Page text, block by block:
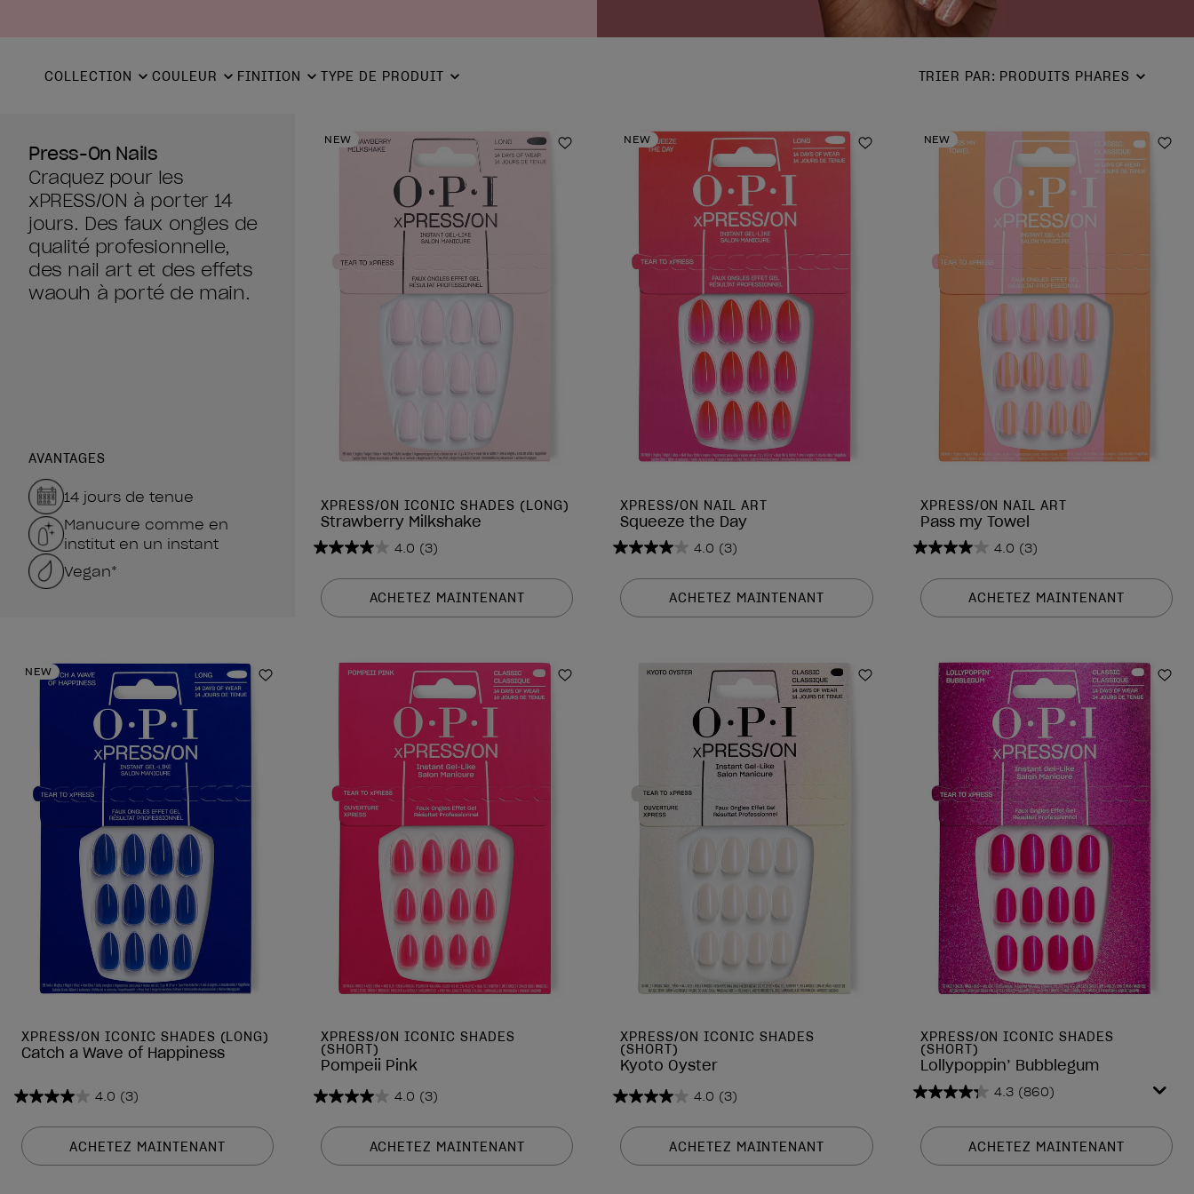
COLLECTION COULEUR FINITION TYPE DE PRODUIT TRIER PAR: PRODUITS PHARES
Press-On Nails
Craquez pour les
xPRESS/ON à porter 14
jours. Des faux ongles de
qualité profesionnelle,
des nail art et des effets
waouh à porté de main.
AVANTAGES
14 jours de tenue
Manucure comme en
institut en un instant
Vegan*
NEW
Ajouter aux favoris
XPRESS/ON ICONIC SHADES (LONG)
Strawberry Milkshake
4.0 (3)
4.0
sur
5
étoiles.
ACHETEZ MAINTENANT
NEW
Ajouter aux favoris
XPRESS/ON NAIL ART
Squeeze the Day
4.0 (3)
4.0
sur
5
étoiles.
ACHETEZ MAINTENANT
NEW
XPRESS/ON NAIL ART
Pass my Towel
4.0 (3)
4.0
sur
5
étoiles.
ACHETEZ MAINTENANT
NEW
Ajouter aux favoris
XPRESS/ON ICONIC SHADES (LONG)
Catch a Wave of Happiness
4.0 (3)
4.0
sur
5
étoiles.
ACHETEZ MAINTENANT
Ajouter aux favoris
XPRESS/ON ICONIC SHADES
(SHORT)
Pompeii Pink
4.0 (3)
4.0
sur
5
étoiles.
ACHETEZ MAINTENANT
Ajouter aux favoris
XPRESS/ON ICONIC SHADES
(SHORT)
Kyoto Oyster
4.0 (3)
4.0
sur
5
étoiles.
ACHETEZ MAINTENANT
XPRESS/ON ICONIC SHADES
(SHORT)
Lollypoppin’ Bubblegum
4.3 (860)
4.3
5
étoiles.
ACHETEZ MAINTENANT